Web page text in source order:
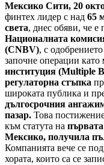
Мексико Сити, 20
финтех лидер с над 65
света, днес обяви, че е
Националната
(CNBV), с
започне операции като
институция (Multiple
регулаторна стъпка
широката публика и
дългосрочния
пазар. Това
към статута на
Мексико, получила
Компанията вече се
хората, които са се